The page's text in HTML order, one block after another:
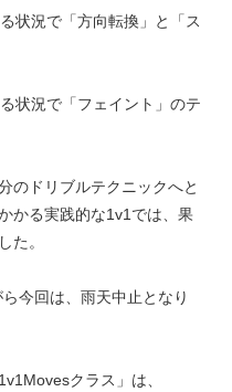
状況で「方向転換」と「ス
状況で「フェイント」のテ
のドリブルテクニックへと
かる実践的な1v1では、果
た。
今回は、雨天中止となり
クラス」は、